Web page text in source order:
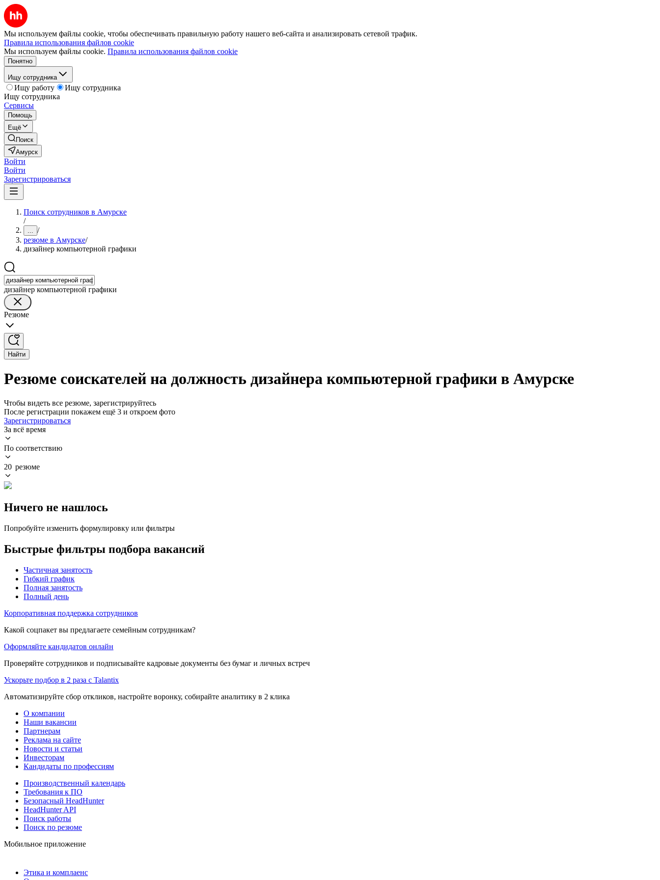
Мы используем файлы cookie, чтобы обеспечивать правильную работу нашего веб-сайта и анализировать сетевой трафик.
Правила использования файлов cookie
Мы используем файлы cookie. Правила использования файлов cookie
Понятно
Ищу сотрудника
Ищу работу
Ищу сотрудника
Ищу сотрудника
Сервисы
Помощь
Ещё
Поиск
Амурск
Войти
Войти
Зарегистрироваться
Поиск сотрудников в Амурске
/
... /
резюме в Амурске/
дизайнер компьютерной графики
дизайнер компьютерной графики
Резюме
Найти
Резюме соискателей на должность дизайнера компьютерной графики в Амурске
Чтобы видеть все резюме, зарегистрируйтесь
После регистрации покажем ещё 3 и откроем фото
Зарегистрироваться
За всё время
По соответствию
20 резюме
Ничего не нашлось
Попробуйте изменить формулировку или фильтры
Быстрые фильтры подбора вакансий
Частичная занятость
Гибкий график
Полная занятость
Полный день
Корпоративная поддержка сотрудников
Какой соцпакет вы предлагаете семейным сотрудникам?
Оформляйте кандидатов онлайн
Проверяйте сотрудников и подписывайте кадровые документы без бумаг и личных встреч
Ускорьте подбор в 2 раза с Talantix
Автоматизируйте сбор откликов, настройте воронку, собирайте аналитику в 2 клика
О компании
Наши вакансии
Партнерам
Реклама на сайте
Новости и статьи
Инвесторам
Кандидаты по профессиям
Производственный календарь
Требования к ПО
Безопасный HeadHunter
HeadHunter API
Поиск работы
Поиск по резюме
Мобильное приложение
Этика и комплаенс